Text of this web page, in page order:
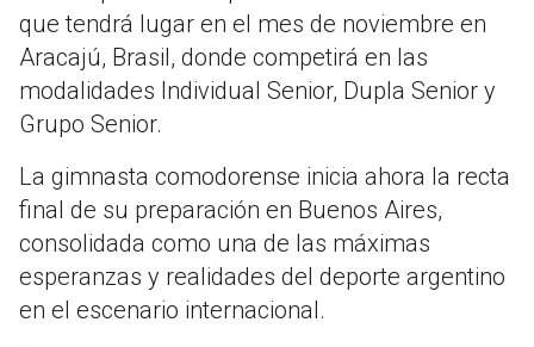
que tendrá lugar en el mes de noviembre en
Aracajú, Brasil, donde competirá en las
modalidades Individual Senior, Dupla Senior y
Grupo Senior.
La gimnasta comodorense inicia ahora la recta
final de su preparación en Buenos Aires,
consolidada como una de las máximas
esperanzas y realidades del deporte argentino
en el escenario internacional.